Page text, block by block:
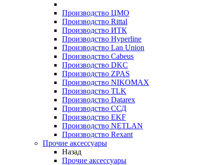
Производство ЦМО
Производство Rittal
Производство ИТК
Производство Hyperline
Производство Lan Union
Производство Cabeus
Производство DKC
Производство ZPAS
Производство NIKOMAX
Производство TLK
Производство Datarex
Производство ССД
Производство EKF
Производство NETLAN
Производство Rexant
Прочие аксеcсуары
Назад
Прочие аксеcсуары